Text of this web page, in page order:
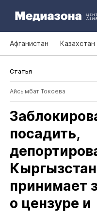
Афганистан Казахстан
Статья
Айсымбат Токоева
посадить,
Кыргызстан
принимает
о цензуре и